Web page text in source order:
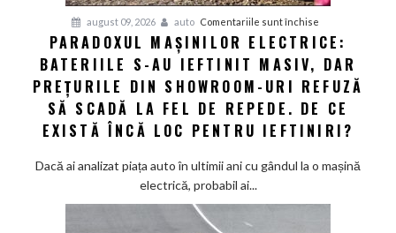
să
schimbe
foaia
august 09, 2026 auto Comentariile sunt închise
Paradoxul
mașinilor
electrice:
au
masiv,
PARADOXUL MAȘINILOR ELECTRICE:
BATERIILE S-AU IEFTINIT MASIV, DAR
PREȚURILE DIN SHOWROOM-URI REFUZĂ
SĂ SCADĂ LA FEL DE REPEDE. DE CE
EXISTĂ ÎNCĂ LOC PENTRU IEFTINIRI?
Dacă ai analizat piața auto în ultimii ani cu gândul la o mașină
electrică, probabil ai...